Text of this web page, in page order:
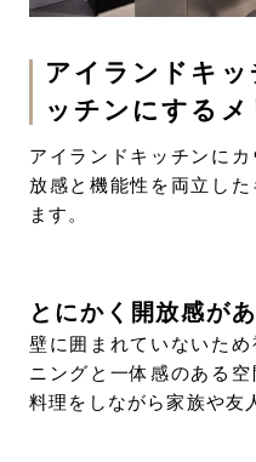
アイランドキ
ッチンにするメ
アイランドキッチンに
放感と機能性を両立し
ます。
とにかく開放感が
壁に囲まれていないた
ニングと一体感のある空
料理をしながら家族や友